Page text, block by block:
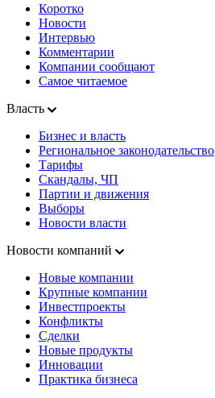
Коротко
Новости
Интервью
Комментарии
Компании сообщают
Самое читаемое
Власть
Бизнес и власть
Региональное законодательство
Тарифы
Скандалы, ЧП
Партии и движения
Выборы
Новости власти
Новости компаний
Новые компании
Крупные компании
Инвестпроекты
Конфликты
Сделки
Новые продукты
Инновации
Практика бизнеса